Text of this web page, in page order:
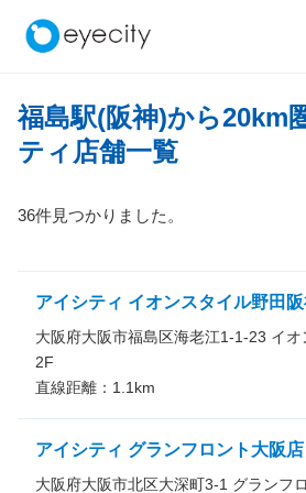
福島駅(阪神)から20km
ティ店舗一覧
36件見つかりました。
アイシティ イオンスタイル野田
大阪府大阪市福島区海老江1-1-23 イ
2F
直線距離： 1.1 km
アイシティ グランフロント大阪店
大阪府大阪市北区大深町3-1 グランフ